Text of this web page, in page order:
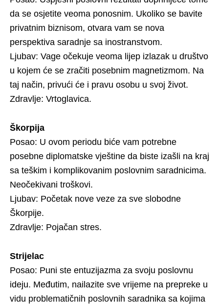
da se osjetite veoma ponosnim. Ukoliko se bavite
privatnim biznisom, otvara vam se nova
perspektiva saradnje sa inostranstvom.
Ljubav: Vage očekuje veoma lijep izlazak u društvo
u kojem će se zračiti posebnim magnetizmom. Na
taj način, privući će i pravu osobu u svoj život.
Zdravlje: Vrtoglavica.
Škorpija
Posao: U ovom periodu biće vam potrebne
posebne diplomatske vještine da biste izašli na kraj
sa teškim i komplikovanim poslovnim saradnicima.
Neočekivani troškovi.
Ljubav: Početak nove veze za sve slobodne
Škorpije.
Zdravlje: Pojačan stres.
Strijelac
Posao: Puni ste entuzijazma za svoju poslovnu
ideju. Međutim, nailazite sve vrijeme na prepreke u
vidu problematičnih poslovnih saradnika sa kojima